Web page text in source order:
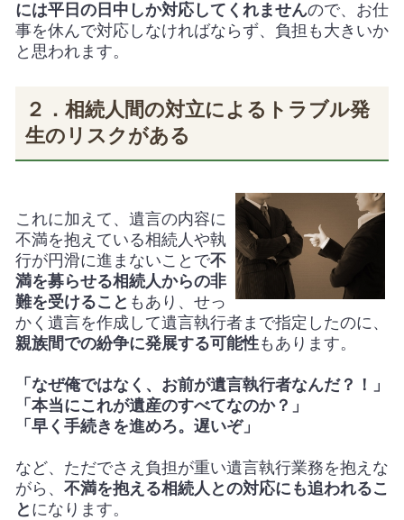
には平日の日中しか対応してくれませんので、お仕
事を休んで対応しなければならず、負担も大きいか
と思われます。
２．相続人間の対立によるトラブル発
生のリスクがある
これに加えて、遺言の内容に
不満を抱えている相続人や執
行が円滑に進まないことで不
満を募らせる相続人からの非
難を受けること もあり、せっ
かく遺言を作成して遺言執行者まで指定したのに、
親族間での紛争に発展する可能性もあります。
「なぜ俺ではなく、お前が遺言執行者なんだ？！」
「本当にこれが遺産のすべてなのか？」
「早く手続きを進めろ。遅いぞ」
など、ただでさえ負担が重い遺言執行業務を抱えな
がら、 不満を抱える相続人との対応にも追われるこ
と になります。